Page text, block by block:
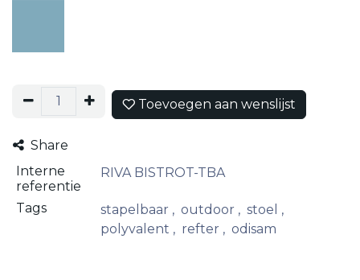
Toevoegen aan wenslijst
Share
Interne
referentie
RIVA BISTROT-TBA
Tags stapelbaar , outdoor , stoel ,
polyvalent , refter , odisam